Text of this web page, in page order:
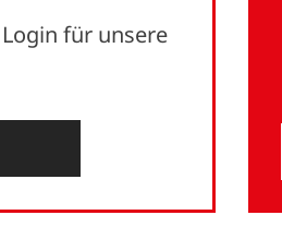
für unsere